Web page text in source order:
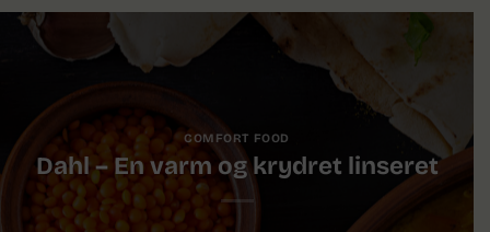
COMFORT FOOD
Dahl – En varm og krydret linseret